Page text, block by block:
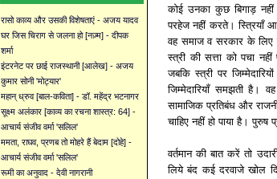
रासो काव्य और उसकी विशेषताएं - अजय यादव
घर जिस चिराग से जलना हो [नज़्म] - दीपक
शर्मा
इंटरनेट पर छाई राजस्थानी [आलेख] - अजय
कुमार सोनी 'मोट्यार'
महान् ध्रुव [बाल-कविता] - डॉ. महेंद्र भटनागर
सूक्ष्म अलंकार [काव्य का रचना शास्त्र: 64] -
आचार्य संजीव वर्मा 'सलिल'
ममता, राघव, प्रणब तो मोहरे हैं बेदाम [दोहे] -
आचार्य संजीव वर्मा 'सलिल'
रूमी का अनुवाद - देवी नागरानी
कोई उनका कुछ बिगाड़
परहेज नहीं करते। स्त्रियाँ
वह समाज व सरकार के लिए
स्त्री की सत्ता को पचा
जबकि स्त्री पर
जिम्मेदारियाँ समझती है।
सामाजिक प्रतिबंध और
चाहिए नहीं हो पाया है।
वर्तमान की बात करें तो
लिये बंद कई दरवाजे खोल